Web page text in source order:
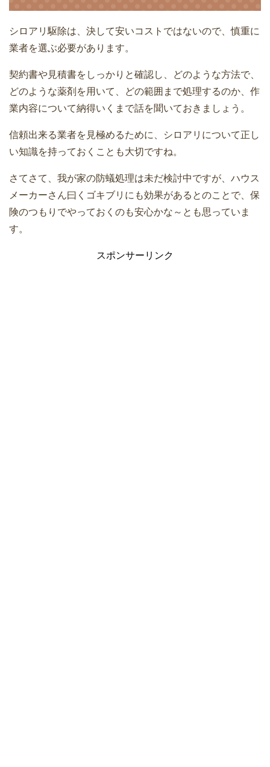
シロアリ駆除は、決して安いコストではないので、慎重に
業者を選ぶ必要があります。
契約書や見積書をしっかりと確認し、どのような方法で、
どのような薬剤を用いて、どの範囲まで処理するのか、作
業内容について納得いくまで話を聞いておきましょう。
信頼出来る業者を見極めるために、シロアリについて正し
い知識を持っておくことも大切ですね。
さてさて、我が家の防蟻処理は未だ検討中ですが、ハウス
メーカーさん曰くゴキブリにも効果があるとのことで、保
険のつもりでやっておくのも安心かな～とも思っていま
す。
スポンサーリンク